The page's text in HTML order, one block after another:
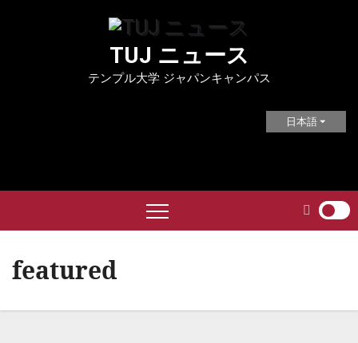
TUJ ニュース
テンプル大学 ジャパンキャンパス
日本語
featured